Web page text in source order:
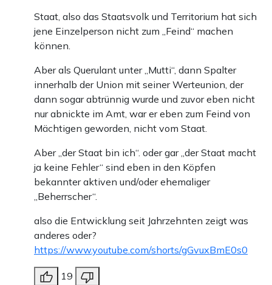
Staat, also das Staatsvolk und Territorium hat sich
jene Einzelperson nicht zum „Feind“ machen
können.
Aber als Querulant unter „Mutti“, dann Spalter
innerhalb der Union mit seiner Werteunion, der
dann sogar abtrünnig wurde und zuvor eben nicht
nur abnickte im Amt, war er eben zum Feind von
Mächtigen geworden, nicht vom Staat.
Aber „der Staat bin ich“. oder gar „der Staat macht
ja keine Fehler“ sind eben in den Köpfen
bekannter aktiven und/oder ehemaliger
„Beherrscher“.
also die Entwicklung seit Jahrzehnten zeigt was
anderes oder?
https://www.youtube.com/shorts/gGvuxBmE0s0
19